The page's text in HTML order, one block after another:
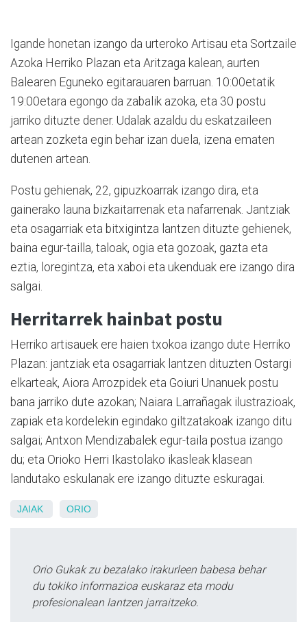
Igande honetan izango da urteroko Artisau eta Sortzaile
Azoka Herriko Plazan eta Aritzaga kalean, aurten
Balearen Eguneko egitarauaren barruan. 10:00etatik
19:00etara egongo da zabalik azoka, eta 30 postu
jarriko dituzte dener. Udalak azaldu du eskatzaileen
artean zozketa egin behar izan duela, izena ematen
dutenen artean.
Postu gehienak, 22, gipuzkoarrak izango dira, eta
gainerako launa bizkaitarrenak eta nafarrenak. Jantziak
eta osagarriak eta bitxigintza lantzen dituzte gehienek,
baina egur-tailla, taloak, ogia eta gozoak, gazta eta
eztia, loregintza, eta xaboi eta ukenduak ere izango dira
salgai.
Herritarrek hainbat postu
Herriko artisauek ere haien txokoa izango dute Herriko
Plazan: jantziak eta osagarriak lantzen dituzten Ostargi
elkarteak, Aiora Arrozpidek eta Goiuri Unanuek postu
bana jarriko dute azokan; Naiara Larrañagak ilustrazioak,
zapiak eta kordelekin egindako giltzatakoak izango ditu
salgai; Antxon Mendizabalek egur-taila postua izango
du; eta Orioko Herri Ikastolako ikasleak klasean
landutako eskulanak ere izango dituzte eskuragai.
JAIAK ORIO
Orio Gukak zu bezalako irakurleen babesa behar
du tokiko informazioa euskaraz eta modu
profesionalean lantzen jarraitzeko.